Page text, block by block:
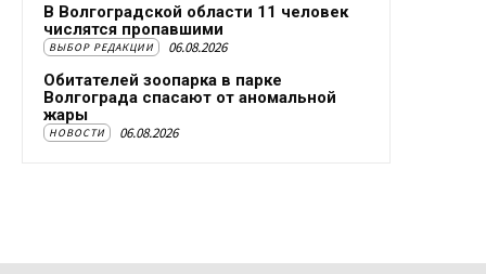
В Волгоградской области 11 человек
числятся пропавшими
ВЫБОР РЕДАКЦИИ 06.08.2026
Обитателей зоопарка в парке
Волгограда спасают от аномальной
жары
НОВОСТИ 06.08.2026